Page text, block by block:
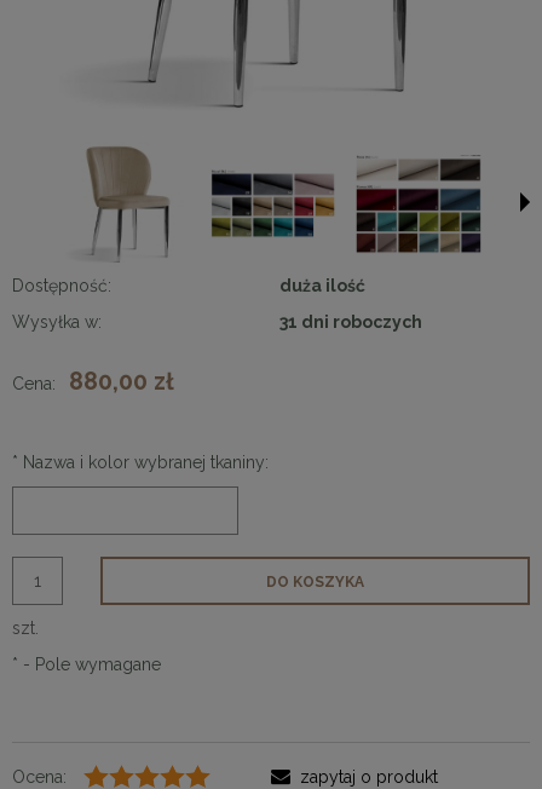
Dostępność:
duża ilość
Wysyłka w:
31 dni roboczych
Cena: 880,00 zł
* Nazwa i kolor wybranej tkaniny:
szt.
DO KOSZYKA
* - Pole wymagane
Ocena:
zapytaj o produkt